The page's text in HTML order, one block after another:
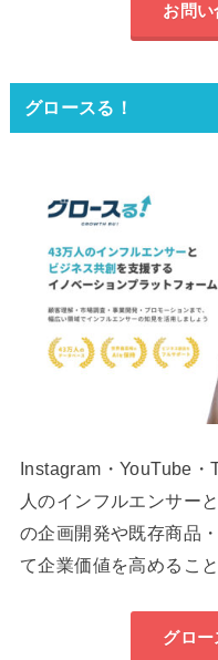
お問い
グロースる！
Instagram・YouTube
人のインフルエンサー
の企画開発や既存商品
て企業価値を高めるこ
グロー